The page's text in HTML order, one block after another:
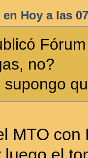
en Hoya las
no?
supongo
MTO